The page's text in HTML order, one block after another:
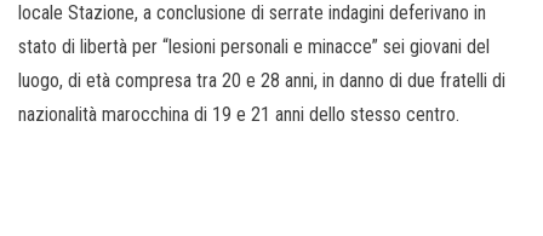
locale Stazione, a conclusione di serrate indagini deferivano in
stato di libertà per “lesioni personali e minacce” sei giovani del
luogo, di età compresa tra 20 e 28 anni, in danno di due fratelli di
nazionalità marocchina di 19 e 21 anni dello stesso centro.